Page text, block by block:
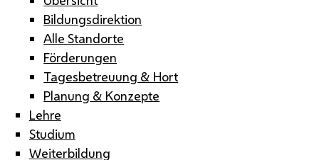
Bildungsdirektion
Alle Standorte
Förderungen
Tagesbetreuung & Hort
Planung & Konzepte
Lehre
Studium
Weiterbildung